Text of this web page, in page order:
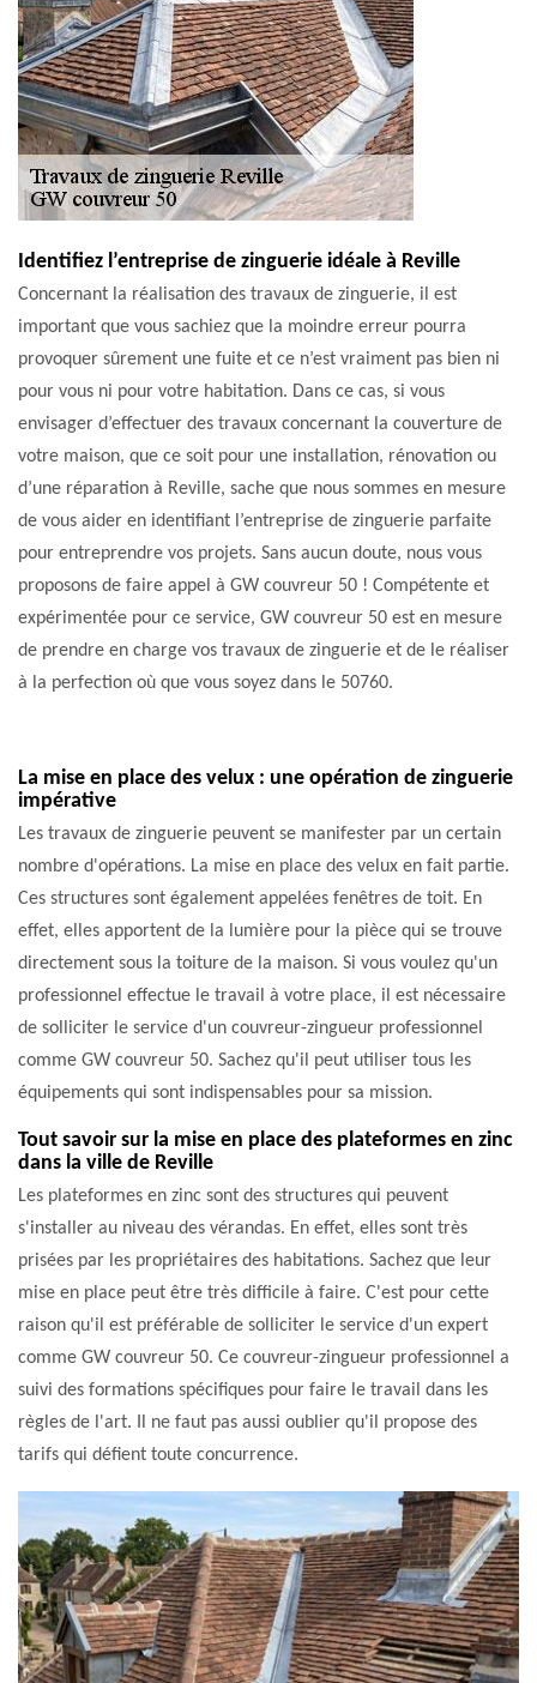
Identifiez l’entreprise de zinguerie idéale à Reville
Concernant la réalisation des travaux de zinguerie, il est
important que vous sachiez que la moindre erreur pourra
provoquer sûrement une fuite et ce n’est vraiment pas bien ni
pour vous ni pour votre habitation. Dans ce cas, si vous
envisager d’effectuer des travaux concernant la couverture de
votre maison, que ce soit pour une installation, rénovation ou
d’une réparation à Reville, sache que nous sommes en mesure
de vous aider en identifiant l’entreprise de zinguerie parfaite
pour entreprendre vos projets. Sans aucun doute, nous vous
proposons de faire appel à GW couvreur 50 ! Compétente et
expérimentée pour ce service, GW couvreur 50 est en mesure
de prendre en charge vos travaux de zinguerie et de le réaliser
à la perfection où que vous soyez dans le 50760.
La mise en place des velux : une opération de zinguerie
impérative
Les travaux de zinguerie peuvent se manifester par un certain
nombre d'opérations. La mise en place des velux en fait partie.
Ces structures sont également appelées fenêtres de toit. En
effet, elles apportent de la lumière pour la pièce qui se trouve
directement sous la toiture de la maison. Si vous voulez qu'un
professionnel effectue le travail à votre place, il est nécessaire
de solliciter le service d'un couvreur-zingueur professionnel
comme GW couvreur 50. Sachez qu'il peut utiliser tous les
équipements qui sont indispensables pour sa mission.
Tout savoir sur la mise en place des plateformes en zinc
dans la ville de Reville
Les plateformes en zinc sont des structures qui peuvent
s'installer au niveau des vérandas. En effet, elles sont très
prisées par les propriétaires des habitations. Sachez que leur
mise en place peut être très difficile à faire. C'est pour cette
raison qu'il est préférable de solliciter le service d'un expert
comme GW couvreur 50. Ce couvreur-zingueur professionnel a
suivi des formations spécifiques pour faire le travail dans les
règles de l'art. Il ne faut pas aussi oublier qu'il propose des
tarifs qui défient toute concurrence.